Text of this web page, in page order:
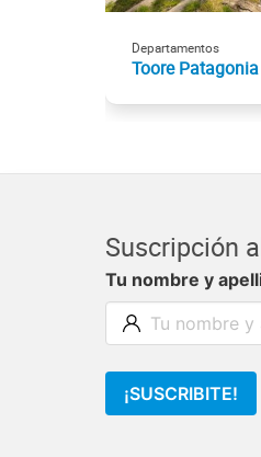
Departamentos
Toore Patagonia
Suscripción
Tu nombre y
¡SUSCRIBITE!